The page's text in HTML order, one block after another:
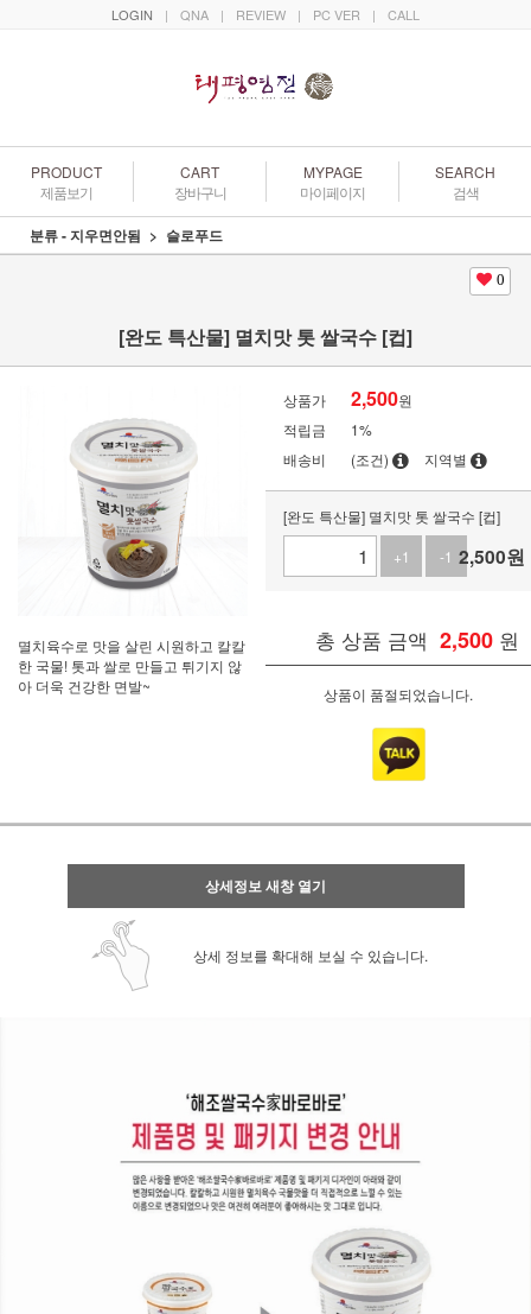
LOGIN | QNA | REVIEW | PC VER | CALL
PRODUCT
제품보기
CART
장바구니
MYPAGE
마이페이지
SEARCH
검색
분류 - 지우면안됨 슬로푸드
0
[완도 특산물] 멸치맛 톳 쌀국수 [컵]
멸치육수로 맛을 살린 시원하고 칼칼
한 국물! 톳과 쌀로 만들고 튀기지 않
아 더욱 건강한 면발~
상품가 2,500원
적립금
1%
배송비
(조건) 지역별
[완도 특산물] 멸치맛 톳 쌀국수 [컵]
+1
-1 2,500원
총 상품 금액 2,500 원
상품이 품절되었습니다.
상세정보 새창 열기
상세 정보를 확대해 보실 수 있습니다.